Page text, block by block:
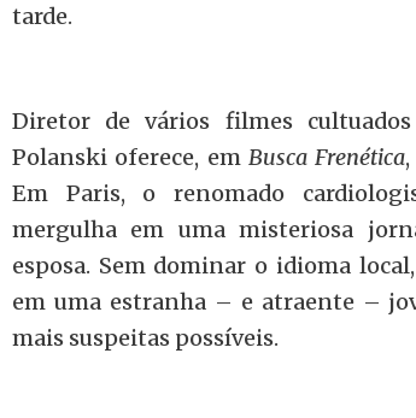
tarde.
Diretor de vários filmes
Polanski oferece, em Busca Frenética
Em Paris, o renomado
mergulha em uma misteriosa
esposa. Sem dominar o idioma
em uma estranha – e atraente –
mais suspeitas possíveis.